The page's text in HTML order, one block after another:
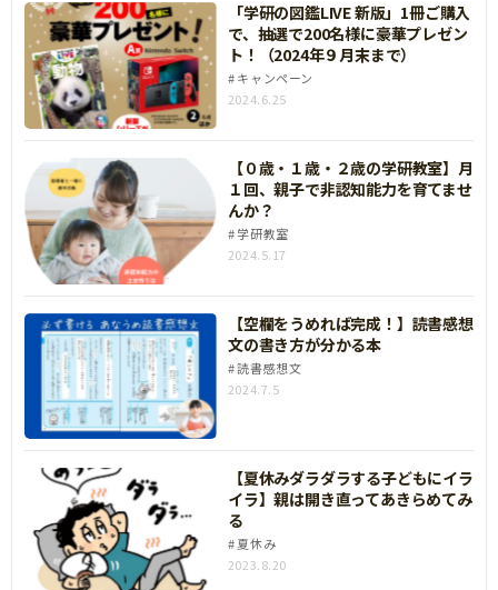
「学研の図鑑LIVE 新版」1冊ご購入
で、抽選で200名様に豪華プレゼン
ト！（2024年９月末まで）
キャンペーン
2024.6.25
【０歳・１歳・２歳の学研教室】月
１回、親子で非認知能力を育てませ
んか？
学研教室
2024.5.17
【空欄をうめれば完成！】読書感想
文の書き方が分かる本
読書感想文
2024.7.5
【夏休みダラダラする子どもにイラ
イラ】親は開き直ってあきらめてみ
る
夏休み
2023.8.20